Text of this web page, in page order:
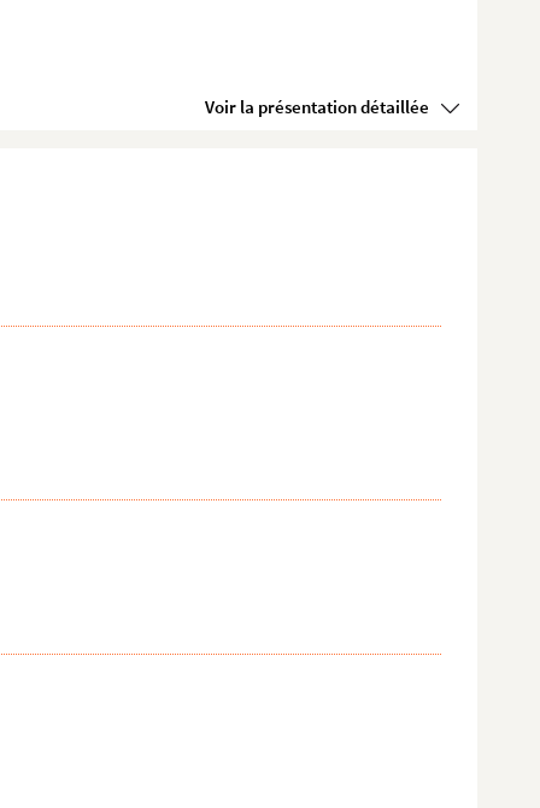
Voir la présentation détaillée